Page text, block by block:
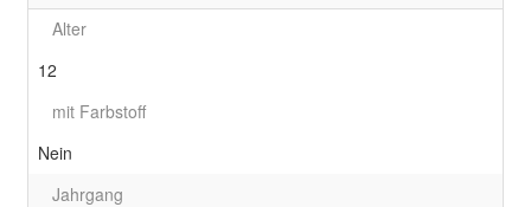
Alter
12
mit Farbstoff
Nein
Jahrgang